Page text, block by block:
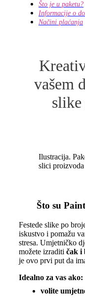
Što je u paketu?
Informacije o
Načini plaćanja
vašem
Ilustracija.
slici proizvoda
Što su
Festede slike po
iskustvo i pomažu
stresa. Umjetničko
možete izraditi čak i
je ovo prvi put da
Idealno za vas ako:
volite